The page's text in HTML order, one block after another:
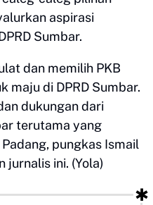
aspirasi
Sumbar.
dan memilih PKB
maju di DPRD Sumbar.
dukungan dari
terutama yang
pungkas Ismail
jurnalis ini. (Yola)